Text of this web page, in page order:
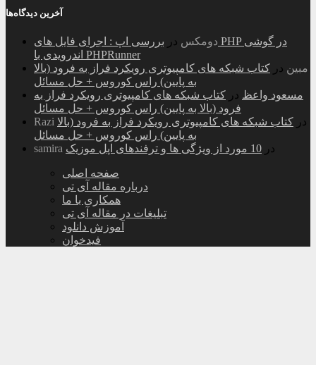
آخرین دیدگاه‌ها
دومکس در بررسی اپ : اجرای فایل های PHP در گوشی
اندرویدی با PHPRunner
مبین در کتاب شبکه های کامپیوتری رویکرد فراز به فرود (بالا
به پایین) راس کوروس + حل مسائل
مسعود واعظ در کتاب شبکه های کامپیوتری رویکرد فراز به
فرود (بالا به پایین) راس کوروس + حل مسائل
Razi
در کتاب شبکه های کامپیوتری رویکرد فراز به فرود (بالا
به پایین) راس کوروس + حل مسائل
samira
در 10 مورد از ویژگی ها و ترفندهای اپل موزیک
صفحه اصلی
درباره مقاله آی تی
همکاری با ما
تبلیغات در مقاله آی تی
آموزش دانلود
فیدخوان